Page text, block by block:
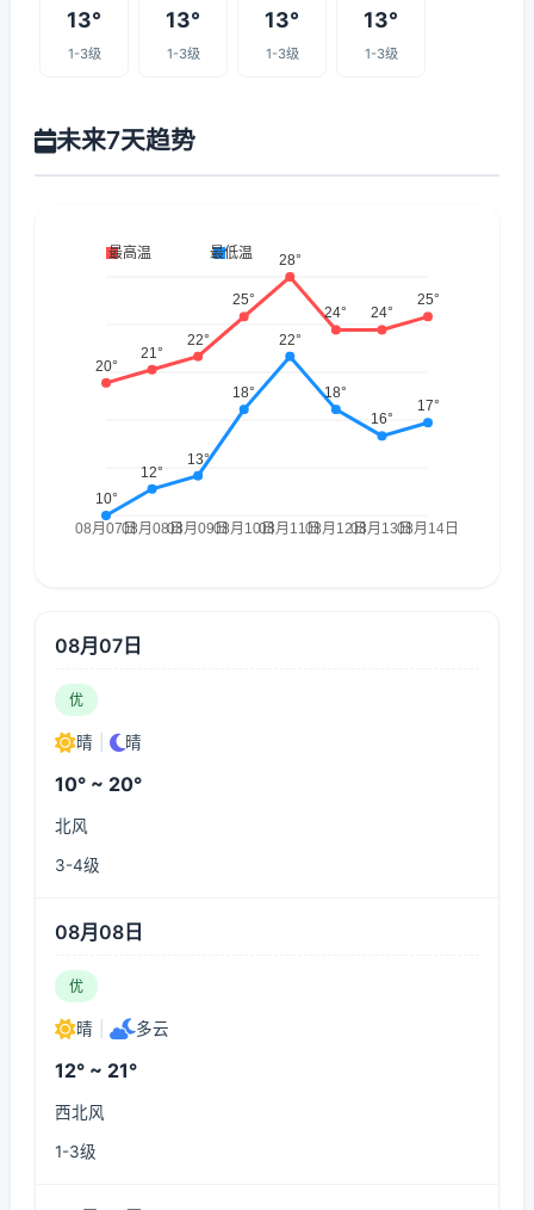
13°
1-3级
13°
1-3级
13°
1-3级
13°
1-3级
未来7天趋势
08月07日
优
晴 晴
10° ~ 20°
北风
3-4级
08月08日
优
晴 多云
12° ~ 21°
西北风
1-3级